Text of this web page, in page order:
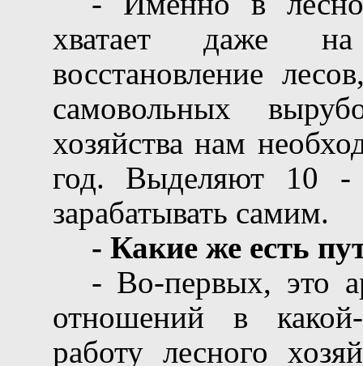
хватает даже на
восстановление
самовольных
хозяйства нам
год. Выделяют 10 -
зарабатывать самим.
- Какие же есть
- Во-первых, это
отношений в какой-
работу лесного